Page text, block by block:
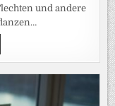
und andere